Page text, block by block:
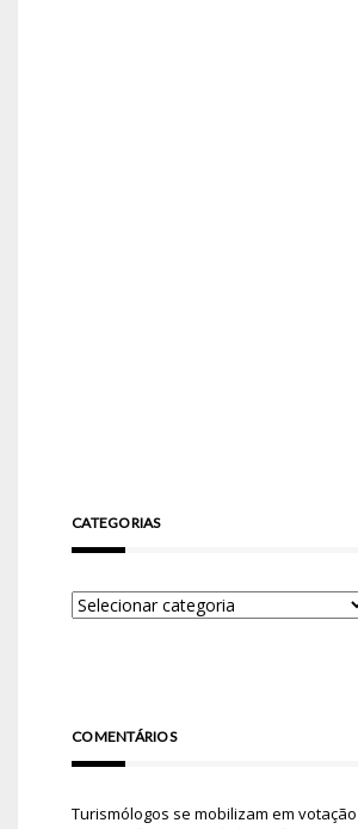
CATEGORIAS
COMENTÁRIOS
Turismólogos se mobilizam em